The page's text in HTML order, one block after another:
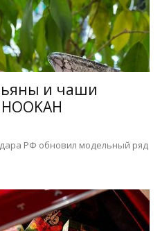
и чаши
РФ обновил модельный ряд